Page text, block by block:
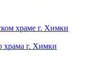
храме г. Химки
храма г. Химки